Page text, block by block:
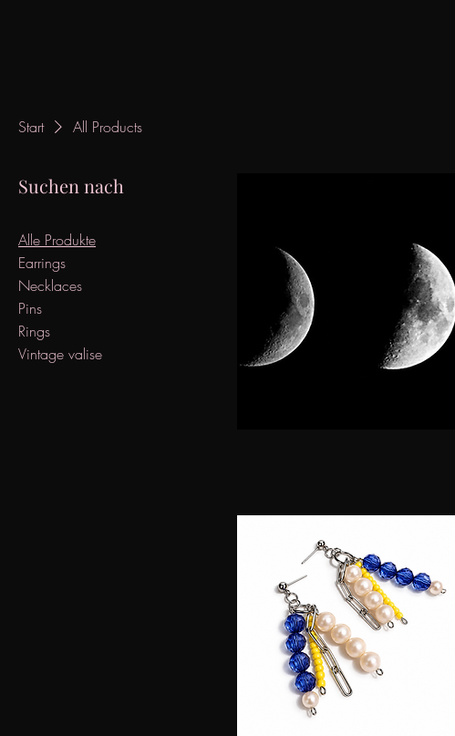
Start All Products
Suchen nach
Alle Produkte
Earrings
Necklaces
Pins
Rings
Vintage valise